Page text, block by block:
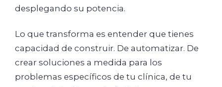
desplegando su potencia.
Lo que transforma es entender que tienes
capacidad de construir. De automatizar. De
crear soluciones a medida para los
problemas específicos de tu clínica, de tu